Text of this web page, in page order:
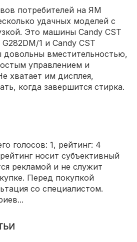
потребителей на ЯМ
удачных моделей с
Это машины Candy CST
1 и Candy CST
довольны вместительностью,
управлением и
хватает им дисплея,
когда завершится стирка.
голосов: 1, рейтинг: 4
носит субъективный
рекламой и не служит
Перед покупкой
со специалистом.